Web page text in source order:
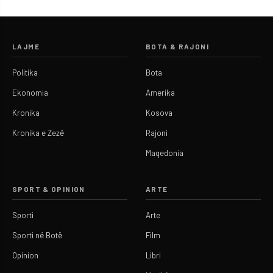
LAJME
Politika
Ekonomia
Kronika
Kronika e Zezë
BOTA & RAJONI
Bota
Amerika
Kosova
Rajoni
Maqedonia
SPORT & OPINION
Sporti
Sporti në Botë
Opinion
ARTE
Arte
Film
Libri